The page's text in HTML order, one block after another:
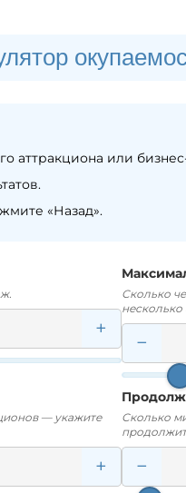
аттракциона или
«Назад».
+
Сколько
−
— укажите
+
Сколько
−